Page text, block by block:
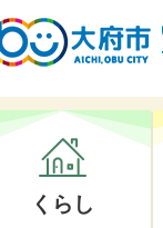
くらし